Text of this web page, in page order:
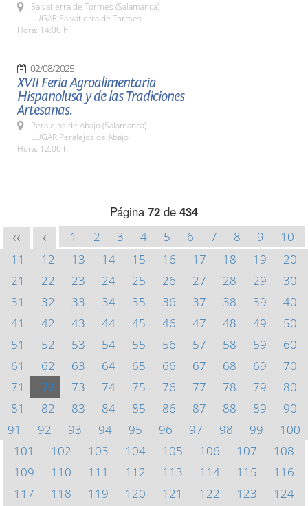
Salvatierra de Tormes (Salamanca)
LUGAR Salvatierra de Tormes
Hora: 14:00 h.
02/08/2025
XVII Feria Agroalimentaria
Hispanolusa y de las Tradiciones
Artesanas.
Peralejos de Abajo (Salamanca)
LUGAR Peralejos de Abajo
Hora: 12:00 h.
Página 72 de 434
<< < 1 2 3 4 5 6 7 8 9
10
11
12 13 14 15 16 17 18 19
20
21
22 23 24 25 26 27 28 29
30
31
32 33 34 35 36 37 38 39
40
41
42 43 44 45 46 47 48 49
50
51
52 53 54 55 56 57 58 59
60
61
62 63 64 65 66 67 68 69
70
71
72 73 74 75 76 77 78 79
80
81
82 83 84 85 86 87 88 89
90
91
92 93 94 95 96 97 98 99
100
101
102 103 104 105 106 107
108
109
110 111 112 113 114 115
116
117
118 119 120 121 122 123
124